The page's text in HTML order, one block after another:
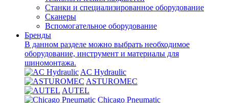
Станки и специализированное оборудование
Сканеры
Вспомогательное оборудование
Бренды
В данном разделе можно выбрать необходимое
оборудование, инструмент и материалы для
шиномонтажа.
AC Hydraulic
ASTUROMEC
AUTEL
Chicago Pneumatic